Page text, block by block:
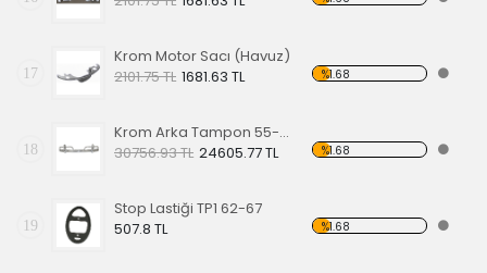
17
Krom Motor Sacı (Havuz)
2101.75 TL 1681.63 TL %1.68
18
Krom Arka Tampon 55-67 Model,Borulu Tip
30756.93 TL 24605.77 TL %1.68
19
Stop Lastiği TP1 62-67
507.8 TL
%1.68